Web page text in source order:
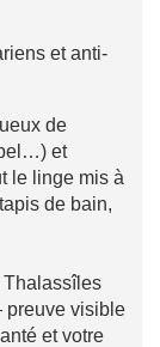
et anti-
de
et
le linge mis à
de bain,
Thalassîles
preuve visible
et votre